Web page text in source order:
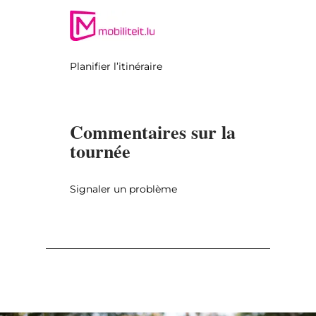
Planifier l’itinéraire
Commentaires sur la
tournée
Signaler un problème